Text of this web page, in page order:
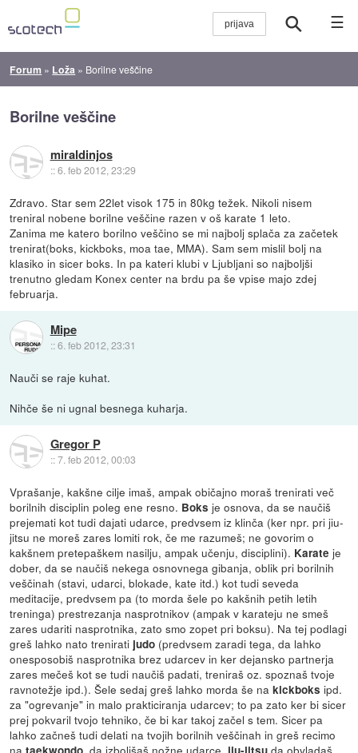
☰
Forum » Loža » Borilne veščine
Borilne veščine
miraldinjos
::6. feb 2012, 23:29
Zdravo. Star sem 22let visok 175 in 80kg težek. Nikoli nisem
treniral nobene borilne veščine razen v oš karate 1 leto.
Zanima me katero borilno veščino se mi najbolj splača za začetek
trenirat(boks, kickboks, moa tae, MMA). Sam sem mislil bolj na
klasiko in sicer boks. In pa kateri klubi v Ljubljani so najboljši
trenutno gledam Konex center na brdu pa še vpise majo zdej
februarja.
Mipe
::6. feb 2012, 23:31
Nauči se raje kuhat.
Nihče še ni ugnal besnega kuharja.
Gregor P
::7. feb 2012, 00:03
Vprašanje, kakšne cilje imaš, ampak običajno moraš trenirati več
borilnih disciplin poleg ene resno. Boks je osnova, da se naučiš
prejemati kot tudi dajati udarce, predvsem iz klinča (ker npr. pri jiu-
jitsu ne moreš zares lomiti rok, če me razumeš; ne govorim o
kakšnem pretepaškem nasilju, ampak učenju, disciplini). Karate je
dober, da se naučiš nekega osnovnega gibanja, oblik pri borilnih
veščinah (stavi, udarci, blokade, kate itd.) kot tudi seveda
meditacije, predvsem pa (to morda šele po kakšnih petih letih
treninga) prestrezanja nasprotnikov (ampak v karateju ne smeš
zares udariti nasprotnika, zato smo zopet pri boksu). Na tej podlagi
greš lahko nato trenirati judo (predvsem zaradi tega, da lahko
onesposobiš nasprotnika brez udarcev in ker dejansko partnerja
zares mečeš kot se tudi naučiš padati, treniraš oz. spoznaš tvoje
ravnotežje ipd.). Šele sedaj greš lahko morda še nakickboks ipd.
za "ogrevanje" in malo prakticiranja udarcev; to pa zato ker bi sicer
prej pokvaril tvojo tehniko, če bi kar takoj začel s tem. Sicer pa
lahko začneš tudi delati na tvojih borilnih veščinah in greš recimo
na
, da izboljšaš nožne udarce,
da obvladaš